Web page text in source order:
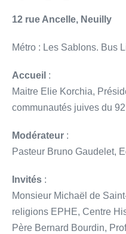
12 rue Ancelle, Neuilly
Métro : Les Sablons. Bus
Accueil :
Maitre Elie Korchia,
communautés juives du 92
Modérateur :
Pasteur Bruno Gaudelet,
Invités :
Monsieur Michaël de
religions EPHE, Centre
Père Bernard Bourdin,